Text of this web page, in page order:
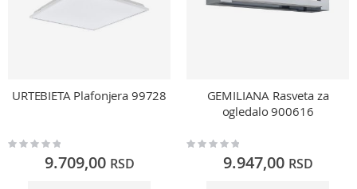
URTEBIETA Plafonjera 99728
Rating:
9.709,00 RSD
GEMILIANA Rasveta za
ogledalo 900616
Rating:
9.947,00 RSD